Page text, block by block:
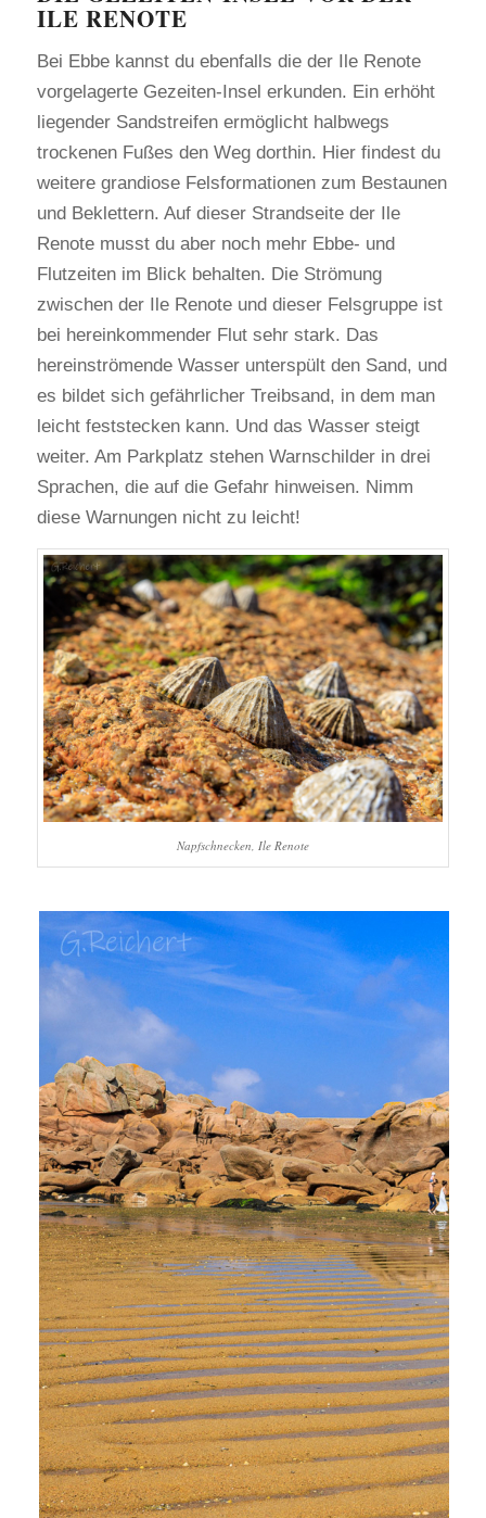
ILE RENOTE
Bei Ebbe kannst du ebenfalls die der Ile Renote
vorgelagerte Gezeiten-Insel erkunden. Ein erhöht
liegender Sandstreifen ermöglicht halbwegs
trockenen Fußes den Weg dorthin. Hier findest du
weitere grandiose Felsformationen zum Bestaunen
und Beklettern. Auf dieser Strandseite der Ile
Renote musst du aber noch mehr Ebbe- und
Flutzeiten im Blick behalten. Die Strömung
zwischen der Ile Renote und dieser Felsgruppe ist
bei hereinkommender Flut sehr stark. Das
hereinströmende Wasser unterspült den Sand, und
es bildet sich gefährlicher Treibsand, in dem man
leicht feststecken kann. Und das Wasser steigt
weiter. Am Parkplatz stehen Warnschilder in drei
Sprachen, die auf die Gefahr hinweisen. Nimm
diese Warnungen nicht zu leicht!
Napfschnecken, Ile Renote